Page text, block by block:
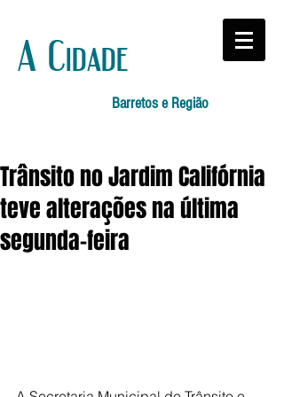
A Cidade
Barretos e Região
Trânsito no Jardim Califórnia
teve alterações na última
segunda-feira